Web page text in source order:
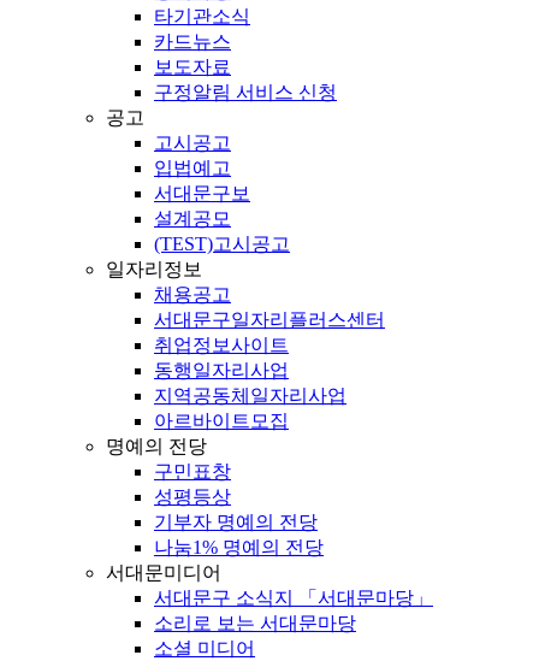
타기관소식
카드뉴스
보도자료
구정알림 서비스 신청
공고
고시공고
입법예고
서대문구보
설계공모
(TEST)고시공고
일자리정보
채용공고
서대문구일자리플러스센터
취업정보사이트
동행일자리사업
지역공동체일자리사업
아르바이트모집
명예의 전당
구민표창
성평등상
기부자 명예의 전당
나눔1% 명예의 전당
서대문미디어
서대문구 소식지 「서대문마당」
소리로 보는 서대문마당
소셜 미디어